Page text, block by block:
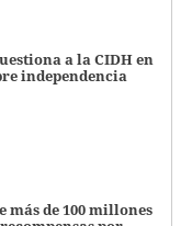
a la CIDH en
independencia
más de 100 millones